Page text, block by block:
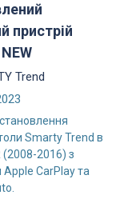
пристрій
Trend
Smarty Trend в
(2008-2016) з
CarPlay та